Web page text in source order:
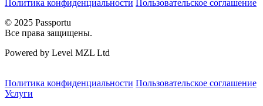
Политика конфиденциальности
Пользовательское соглашение
© 2025 Passportu
Все права защищены.
Powered by Level MZL Ltd
Политика конфиденциальности Пользовательское соглашение
Услуги